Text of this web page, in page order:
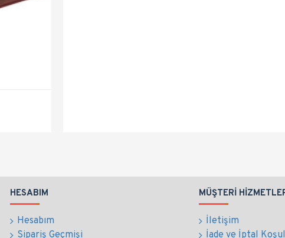
HESABIM
Hesabım
Sipariş Geçmişi
MÜŞTERI
İletişim
İade ve İptal